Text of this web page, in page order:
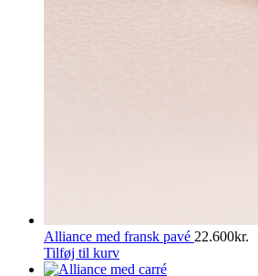
Alliance med fransk pavé 22.600kr.
Tilføj til kurv